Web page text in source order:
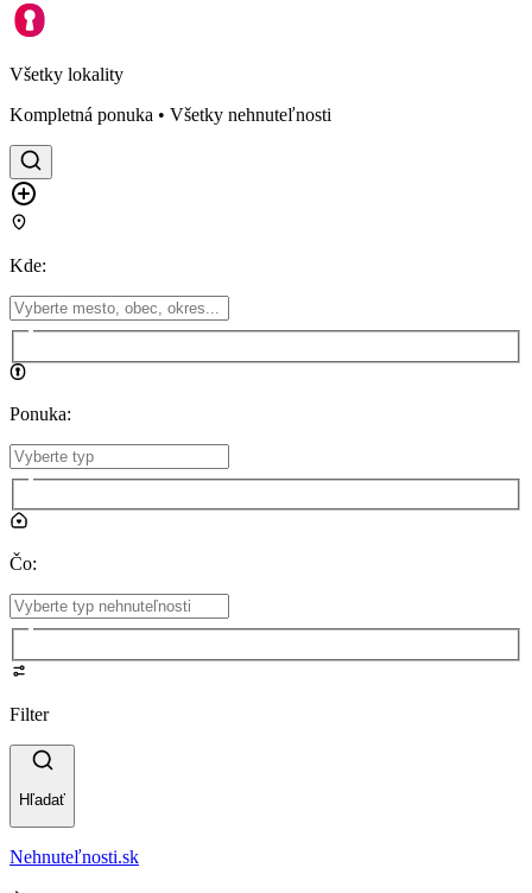
Všetky lokality
Kompletná ponuka • Všetky nehnuteľnosti
Kde:
Ponuka:
Čo:
Filter
Hľadať
Nehnuteľnosti.sk